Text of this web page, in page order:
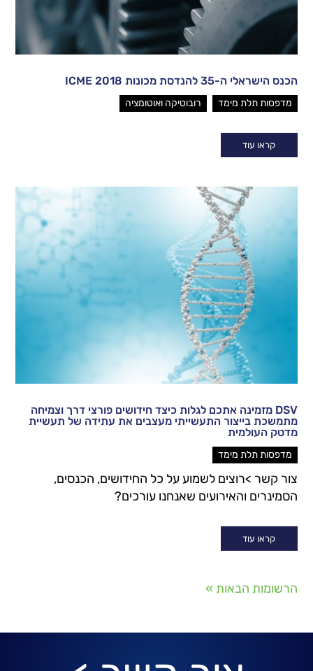
הכנס הישראלי ה-35 להנדסת מכונות ICME 2018
מדפסות תלת מימד רובוטיקה ואוטומציה
קראו עוד
DSV מזמינה אתכם לגלות כיצד חידושים פורצי דרך וצמיחה
מתמשכת בייצור התעשייתי מעצבים את עתידה של תעשיית
מדטק העולמית
מדפסות תלת מימד
צור קשר >רוצים לשמוע על כל החידושים, הכנסים,
הסמינרים והאירועים שאנחנו עורכים?
קראו עוד
הרשומות הבאות »